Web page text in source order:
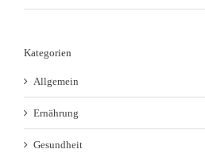
Kategorien
Allgemein
Ernährung
Gesundheit